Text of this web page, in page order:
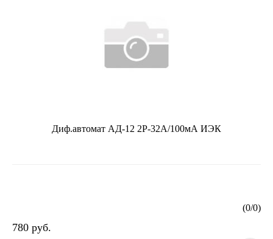
Диф.автомат АД-12 2Р-32А/100мА ИЭК
(0/0)
780 руб.